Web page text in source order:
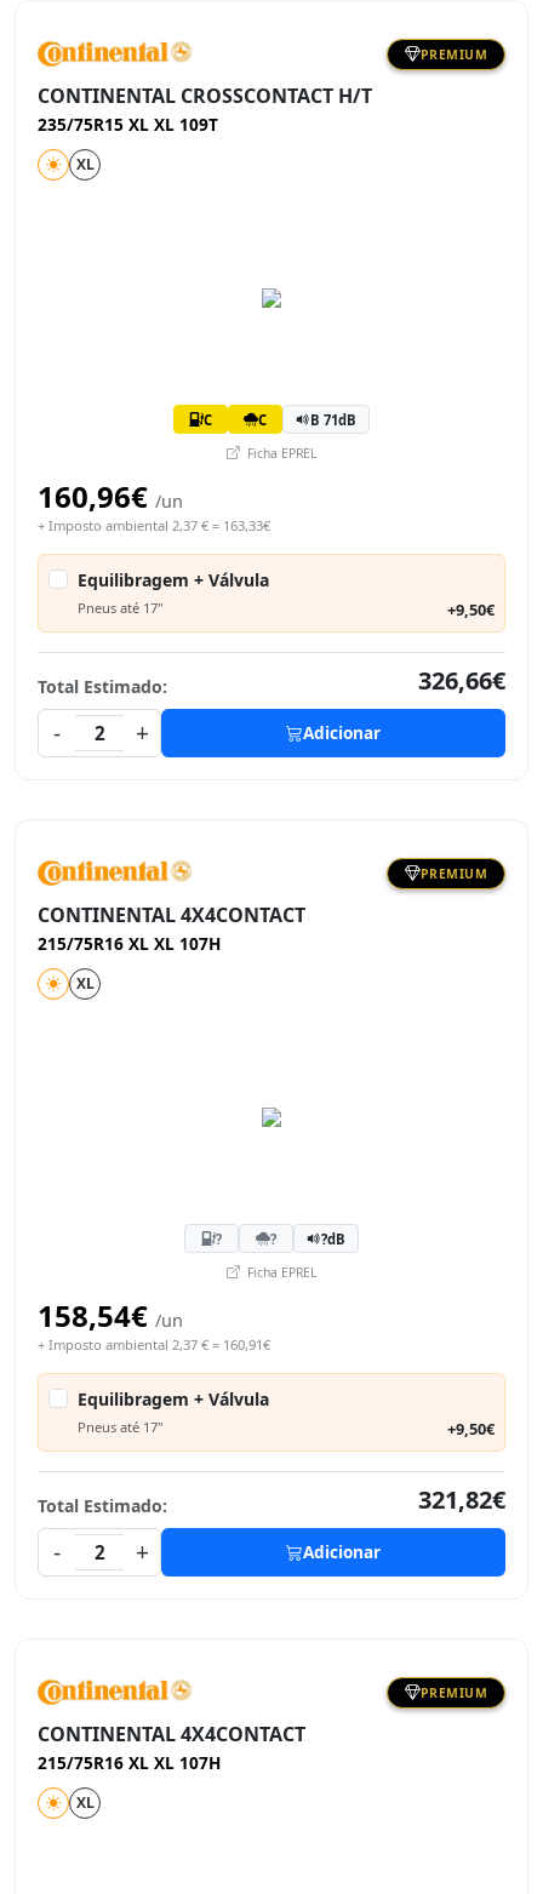
PREMIUM
CONTINENTAL CROSSCONTACT H/T
235/75R15 XL XL 109T
XL
C C B 71dB
Ficha EPREL
160,96€ /un
+ Imposto ambiental 2,37 € = 163,33€
Equilibragem + Válvula
Pneus até 17" +9,50€
Total Estimado:
326,66€
-
2 + Adicionar
PREMIUM
CONTINENTAL 4X4CONTACT
215/75R16 XL XL 107H
XL
? ? ?dB
Ficha EPREL
158,54€ /un
+ Imposto ambiental 2,37 € = 160,91€
Equilibragem + Válvula
Pneus até 17" +9,50€
Total Estimado:
321,82€
-
2 + Adicionar
PREMIUM
CONTINENTAL 4X4CONTACT
215/75R16 XL XL 107H
XL